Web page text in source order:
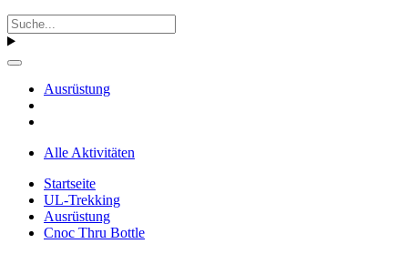
Ausrüstung
Alle Aktivitäten
Startseite
UL-Trekking
Ausrüstung
Cnoc Thru Bottle